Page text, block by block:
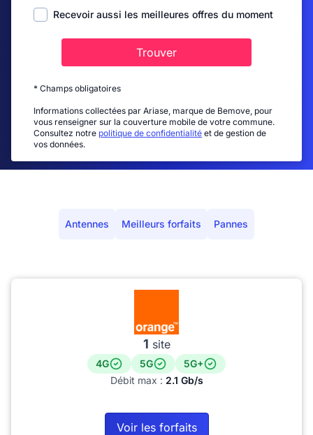
Recevoir aussi les meilleures offres du moment
Trouver
* Champs obligatoires
Informations collectées par Ariase, marque de Bemove, pour
vous renseigner sur la couverture mobile de votre commune.
Consultez notre politique de confidentialité et de gestion de
vos données.
Antennes Meilleurs forfaits Pannes
1 site
4G 5G
5G+
Débit max : 2.1 Gb/s
Voir les forfaits